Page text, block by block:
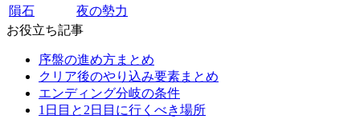
隕石
夜の勢力
お役立ち記事
序盤の進め方まとめ
クリア後のやり込み要素まとめ
エンディング分岐の条件
1日目と2日目に行くべき場所